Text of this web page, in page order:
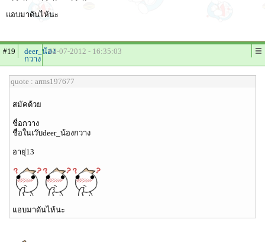
แอบมาดันไห้นะ
#19
deer_น้อง
กวาง
02-07-2012 - 16:35:03
quote : arms197677
สมัคด้วย
ชื่อกวาง
ชื่อในเว๊บdeer_น้องกวาง
อายุ่13
แอบมาดันไห้นะ